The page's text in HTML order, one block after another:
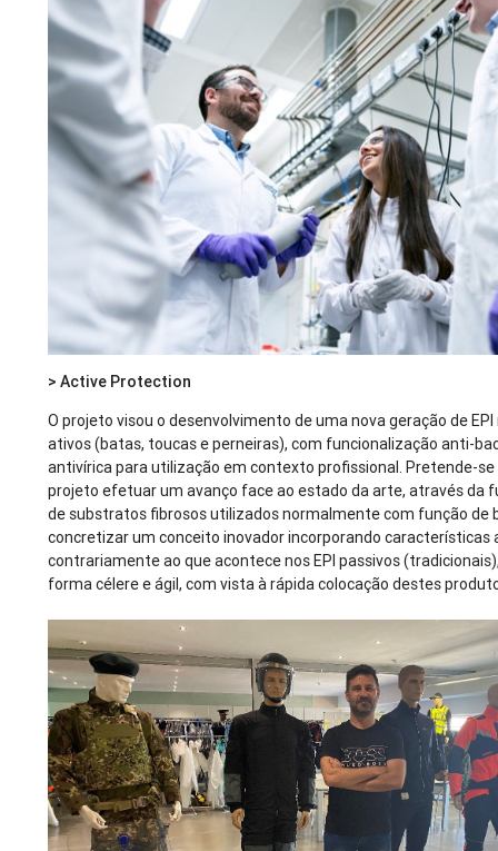
> Active Protection
O projeto visou o desenvolvimento de uma nova geração de
ativos (batas, toucas e perneiras), com funcionalização anti-
antivírica para utilização em contexto profissional. Pretende-
projeto efetuar um avanço face ao estado da arte, através da
de substratos fibrosos utilizados normalmente com função de
concretizar um conceito inovador incorporando características
contrariamente ao que acontece nos EPI passivos
forma célere e ágil, com vista à rápida colocação destes